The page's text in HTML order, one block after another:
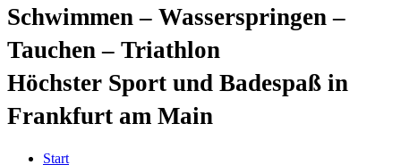
Schwimmen – Wasserspringen –
Tauchen – Triathlon
Höchster Sport und Badespaß in
Frankfurt am Main
Start